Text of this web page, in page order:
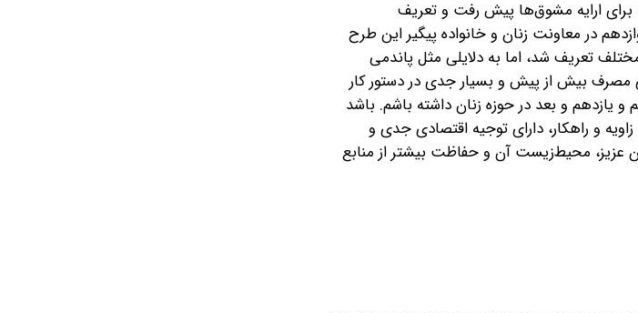
برای ارایه مشوق‌ها پیش رفت و تعریف
در معاونت‌ زنان و خانواده پیگیر این طرح
تعریف شد، اما به دلایلی مثل پاندمی
مصرف بیش از پیش و بسیار جدی در دستور کار
یازدهم و بعد در حوزه زنان داشته باشم. باشد
و راهکار، دارای توجیه اقتصادی جدی و
محیط‌زیست آن و حفاظت بیشتر از منابع